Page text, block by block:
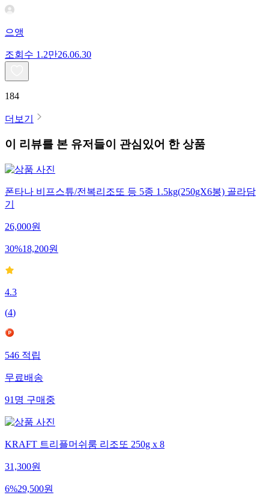
으앵
조회수 1.2만26.06.30
184
더보기
이 리뷰를 본 유저들이 관심있어 한 상품
폰타나 비프스튜/전복리조또 등 5종 1.5kg(250gX6봉) 골라담
기
26,000원
30%18,200원
4.3
(4)
546 적립
무료배송
91 명 구매중
KRAFT 트리플머쉬룸 리조또 250g x 8
31,300원
6%29,500원